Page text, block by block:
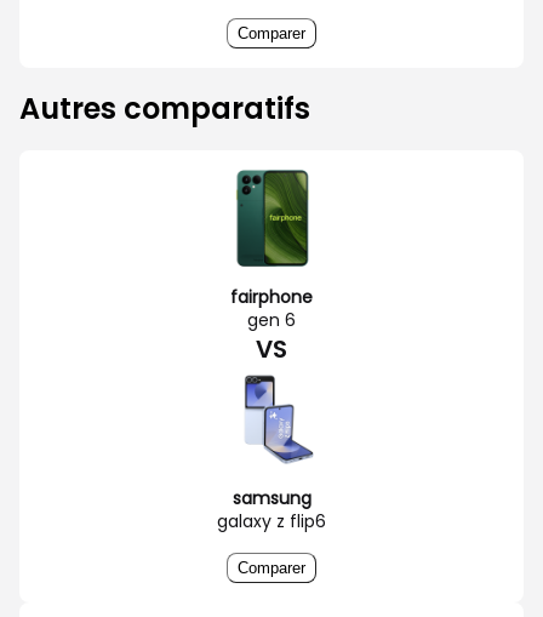
Comparer
Autres comparatifs
fairphone
gen 6
VS
samsung
galaxy z flip6
Comparer